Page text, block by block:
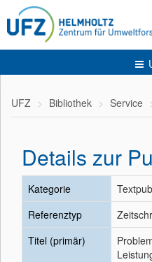
UFZ Bibliothek Service
Details zur
Kategorie
Referenztyp
Titel (primär)